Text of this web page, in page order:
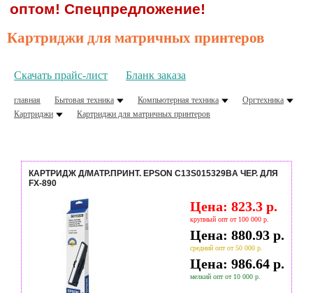
Спецпредложение!
Картриджи для матричных принтеров
Скачать прайс-лист Бланк заказа
главная Бытовая техника Компьютерная техника
Оргтехника
Картриджи
Картриджи для матричных принтеров
КАРТРИДЖ Д/МАТР.ПРИНТ. EPSON C13S015329BA ЧЕР. ДЛЯ
FX-890
Цена: 823.3 р.
крупный опт от 100 000 р.
Цена: 880.93 р.
средний опт от 50 000 р.
Цена: 986.64 р.
мелкий опт от 10 000 р.